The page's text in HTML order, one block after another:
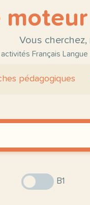
Vous
Français
pédagogiques
B1